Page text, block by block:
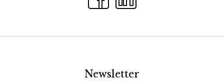
Newsletter